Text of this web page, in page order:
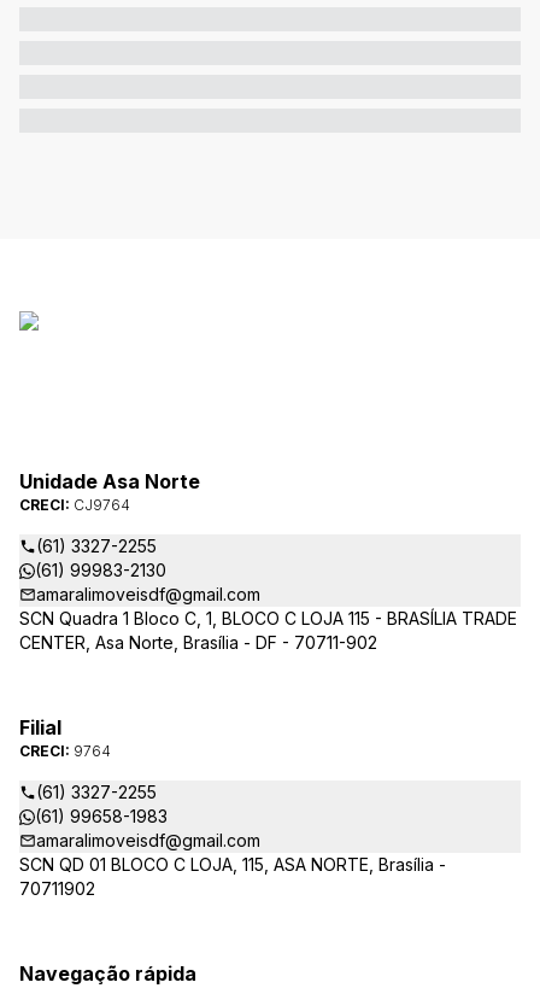
Unidade Asa Norte
CRECI: CJ9764
(61) 3327-2255
(61) 99983-2130
amaralimoveisdf@gmail.com
SCN Quadra 1 Bloco C, 1, BLOCO C LOJA 115 - BRASÍLIA TRADE
CENTER, Asa Norte, Brasília - DF - 70711-902
Filial
CRECI: 9764
(61) 3327-2255
(61) 99658-1983
amaralimoveisdf@gmail.com
SCN QD 01 BLOCO C LOJA, 115, ASA NORTE, Brasília -
70711902
Navegação rápida